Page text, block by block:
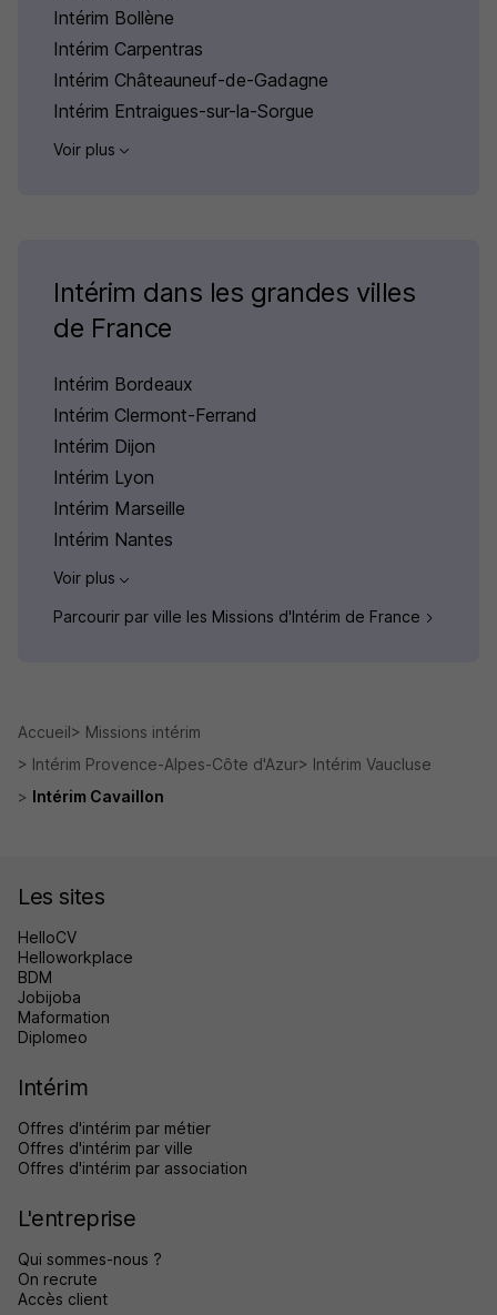
Intérim Bollène
Intérim Carpentras
Intérim Châteauneuf-de-Gadagne
Intérim Entraigues-sur-la-Sorgue
Voir plus
Intérim dans les grandes villes
de France
Intérim Bordeaux
Intérim Clermont-Ferrand
Intérim Dijon
Intérim Lyon
Intérim Marseille
Intérim Nantes
Voir plus
Parcourir par ville les Missions d'Intérim de France
Accueil
Missions intérim
Intérim Provence-Alpes-Côte d'Azur
Intérim Vaucluse
Intérim Cavaillon
Les sites
HelloCV
Helloworkplace
BDM
Jobijoba
Maformation
Diplomeo
Intérim
Offres d'intérim par métier
Offres d'intérim par ville
Offres d'intérim par association
L'entreprise
Qui sommes-nous ?
On recrute
Accès client